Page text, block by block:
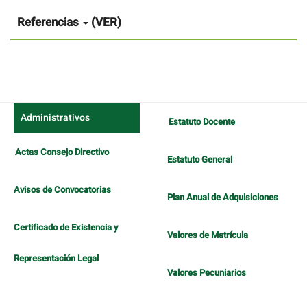
artículo
Referencias (VER)
Administrativos
Actas Consejo Directivo
Avisos de Convocatorias
Certificado de Existencia y
Representación Legal
Estatuto Docente
Estatuto General
Plan Anual de Adquisiciones
Valores de Matrícula
Valores Pecuniarios